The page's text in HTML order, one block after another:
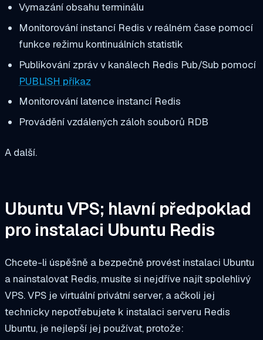
Vymazání obsahu terminálu
Monitorování instancí Redis v reálném čase pomocí
funkce režimu kontinuálních statistik
Publikování zpráv v kanálech Redis Pub/Sub pomocí
PUBLISH příkaz
Monitorování latence instancí Redis
Provádění vzdálených záloh souborů RDB
A další.
Ubuntu VPS; hlavní předpoklad
pro instalaci Ubuntu Redis
Chcete-li úspěšně a bezpečně provést instalaci Ubuntu
a nainstalovat Redis, musíte si nejdříve najít spolehlivý
VPS. VPS je virtuální privátní server, a ačkoli jej
technicky nepotřebujete k instalaci serveru Redis
Ubuntu, je nejlepší jej používat, protože: